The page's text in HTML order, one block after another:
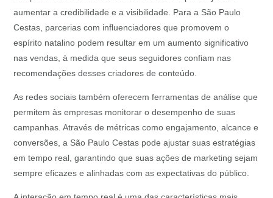
aumentar a credibilidade e a visibilidade. Para a São Paulo
Cestas, parcerias com influenciadores que promovem o
espírito natalino podem resultar em um aumento significativo
nas vendas, à medida que seus seguidores confiam nas
recomendações desses criadores de conteúdo.
As redes sociais também oferecem ferramentas de análise que
permitem às empresas monitorar o desempenho de suas
campanhas. Através de métricas como engajamento, alcance e
conversões, a São Paulo Cestas pode ajustar suas estratégias
em tempo real, garantindo que suas ações de marketing sejam
sempre eficazes e alinhadas com as expectativas do público.